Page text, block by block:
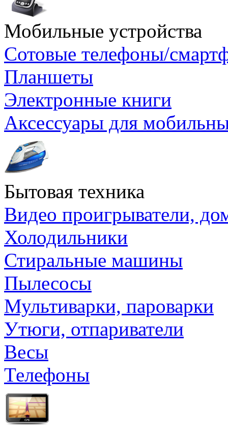
Мобильные устройства
Сотовые телефоны/
Планшеты
Электронные книги
Аксессуары для
Бытовая техника
Видео проигрыватели,
Холодильники
Стиральные машины
Пылесосы
Мультиварки, пароварки
Утюги, отпариватели
Весы
Телефоны